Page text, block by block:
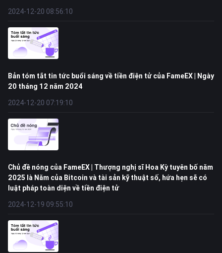
2024-12-20 08:56:10
Bản tóm tắt tin tức buổi sáng về tiền điện tử của FameEX | Ngày
20 tháng 12 năm 2024
2024-12-20 07:19:10
Chủ đề nóng của FameEX | Thượng nghị sĩ Hoa Kỳ tuyên bố năm
2025 là Năm của Bitcoin và tài sản kỹ thuật số, hứa hẹn sẽ có
luật pháp toàn diện về tiền điện tử
2024-12-19 09:55:10